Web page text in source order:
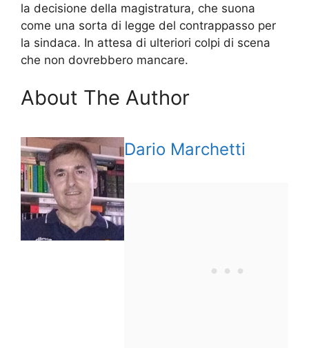
la decisione della magistratura, che suona
come una sorta di legge del contrappasso per
la sindaca. In attesa di ulteriori colpi di scena
che non dovrebbero mancare.
About The Author
Dario Marchetti